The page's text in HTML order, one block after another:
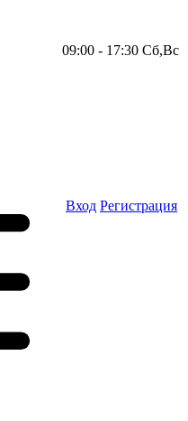
09:00 - 17:30 Сб,Вс
Вход Регистрация